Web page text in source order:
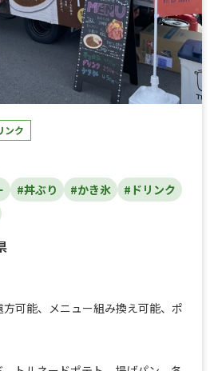
ンク
#丼ぶり #かき氷
#ドリンク
方可能、 メニュー組み換え可能、 ポ